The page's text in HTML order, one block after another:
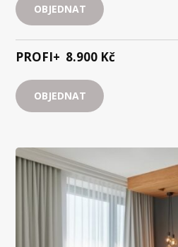
OBJEDNAT
PROFI+ 8.900 Kč
OBJEDNAT